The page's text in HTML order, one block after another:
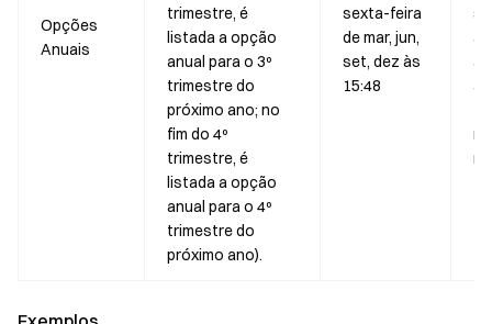
Opções
Anuais
trimestre, é
listada a opção
anual para o 3º
trimestre do
próximo ano; no
fim do 4º
trimestre, é
listada a opção
anual para o 4º
trimestre do
próximo ano).
sexta-feira
de mar, jun,
set, dez às
15:48
a